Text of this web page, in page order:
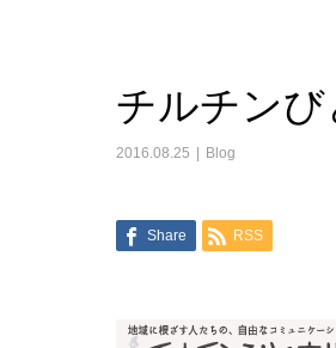
チルチン
2016.08.25 Blog
Share RSS